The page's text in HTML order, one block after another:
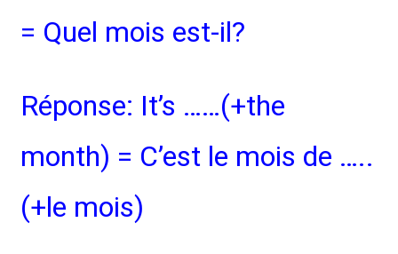
= Quel mois est-il?
Réponse: It’s ……(+the
month) = C’est le mois de …..
(+le mois)